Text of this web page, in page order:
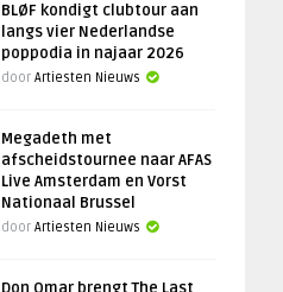
BLØF kondigt clubtour aan
langs vier Nederlandse
poppodia in najaar 2026
door Artiesten Nieuws
Megadeth met
afscheidstournee naar AFAS
Live Amsterdam en Vorst
Nationaal Brussel
door Artiesten Nieuws